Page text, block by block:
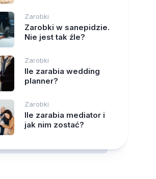
Zarobki
Zarobki w sanepidzie.
Nie jest tak źle?
Zarobki
Ile zarabia wedding
planner?
Zarobki
Ile zarabia mediator i
jak nim zostać?